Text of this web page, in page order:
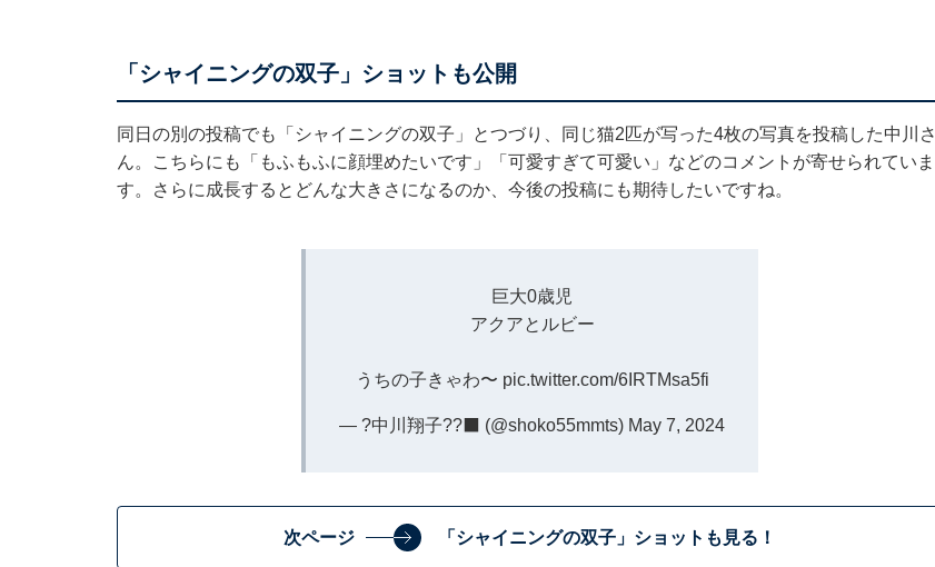
「シャイニングの双子」ショットも公開
同日の別の投稿でも「シャイニングの双子」とつづり、同じ猫2匹が写った4枚の写真を投稿した中川さ
ん。こちらにも「もふもふに顔埋めたいです」「可愛すぎて可愛い」などのコメントが寄せられていま
す。さらに成長するとどんな大きさになるのか、今後の投稿にも期待したいですね。
巨大0歳児
アクアとルビー
うちの子きゃわ〜 pic.twitter.com/6IRTMsa5fi
— ?中川翔子??‍⬛ (@shoko55mmts) May 7, 2024
次ページ 「シャイニングの双子」ショットも見る！